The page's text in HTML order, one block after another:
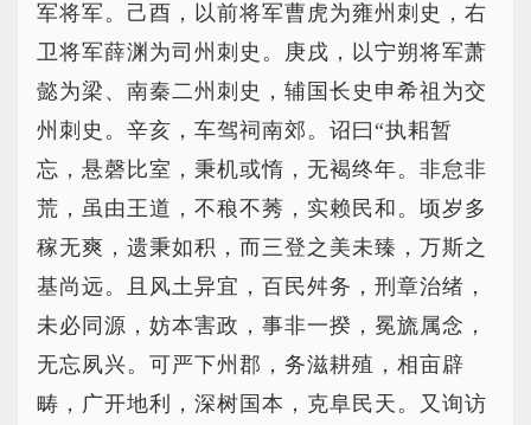
军将军。己酉，以前将军曹虎为雍州刺史，右
卫将军薛渊为司州刺史。庚戌，以宁朔将军萧
懿为梁、南秦二州刺史，辅国长史申希祖为交
州刺史。辛亥，车驾祠南郊。诏曰“执耜暂
忘，悬磬比室，秉机或惰，无褐终年。非怠非
荒，虽由王道，不稂不莠，实赖民和。顷岁多
稼无爽，遗秉如积，而三登之美未臻，万斯之
基尚远。且风土异宜，百民舛务，刑章治绪，
未必同源，妨本害政，事非一揆，冕旒属念，
无忘夙兴。可严下州郡，务滋耕殖，相亩辟
畴，广开地利，深树国本，克阜民天。又询访